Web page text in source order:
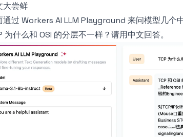
大尝鲜
通过 Workers AI LLM Playground 来问模型几个
为什么和 OSI 的分层不一样？请用中文回答。